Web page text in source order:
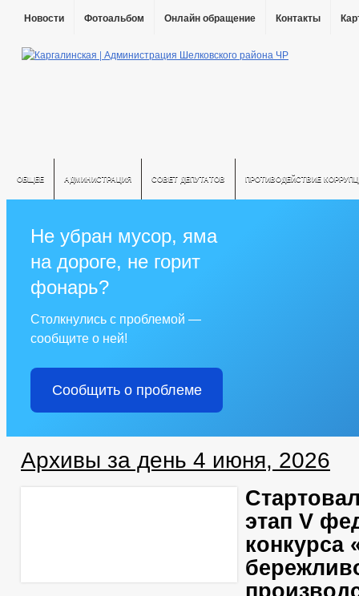
Новости Фотоальбом Онлайн обращение Контакты
ОБЩЕЕ АДМИНИСТРАЦИЯ СОВЕТ ДЕПУТАТОВ ПРОТИВОДЕЙСТВИЕ
Не убран мусор, яма
на дороге, не горит
фонарь?
Столкнулись с проблемой —
сообщите о ней!
Сообщить о проблеме
Архивы за день 4 июня, 2026
этап V
конкурса